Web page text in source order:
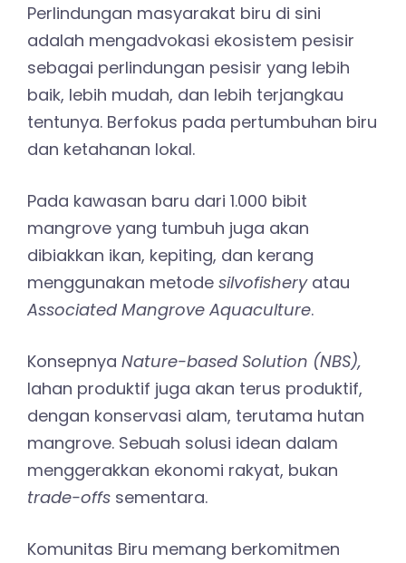
Perlindungan masyarakat biru di sini
adalah mengadvokasi ekosistem pesisir
sebagai perlindungan pesisir yang lebih
baik, lebih mudah, dan lebih terjangkau
tentunya. Berfokus pada pertumbuhan biru
dan ketahanan lokal.
Pada kawasan baru dari 1.000 bibit
mangrove yang tumbuh juga akan
dibiakkan ikan, kepiting, dan kerang
menggunakan metode silvofishery atau
Associated Mangrove Aquaculture.
Konsepnya Nature-based Solution (NBS),
lahan produktif juga akan terus produktif,
dengan konservasi alam, terutama hutan
mangrove. Sebuah solusi idean dalam
menggerakkan ekonomi rakyat, bukan
trade-offs sementara.
Komunitas Biru memang berkomitmen